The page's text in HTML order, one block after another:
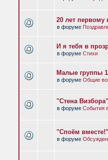
20 лет
в форуме
И я тебя в
в форуме Стихи
Малые группы 1
в форуме Общие
"Стена Визбора"
в форуме События
"Споём
в форуме